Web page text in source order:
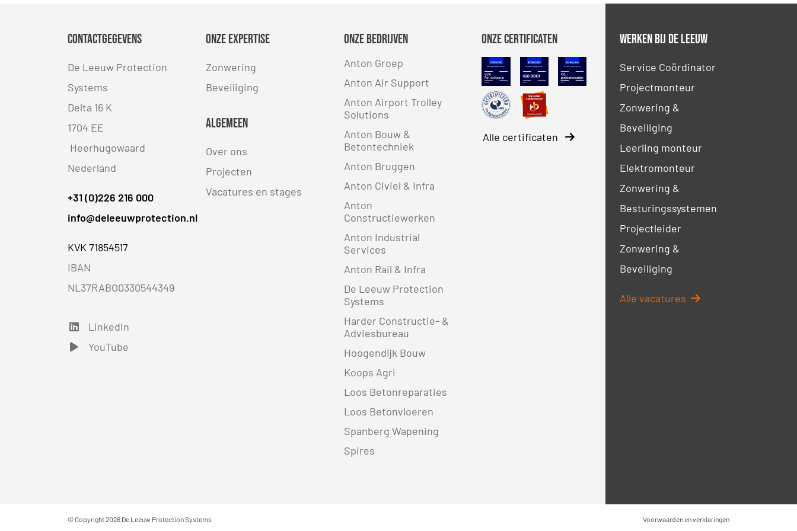
Contactgegevens
De Leeuw Protection
Systems
Delta 16 K
1704 EE
Heerhugowaard
Nederland
+31 (0)226 216 000
info@deleeuwprotection.nl
KVK 71854517
IBAN
NL37RABO0330544349
LinkedIn
LinkedIn
YouTube
YouTube
Onze expertise
Zonwering
Beveiliging
Algemeen
Over ons
Projecten
Vacatures en stages
Onze bedrijven
Anton Groep
Anton Air Support
Anton Airport Trolley
Solutions
Anton Bouw &
Betontechniek
Anton Bruggen
Anton Civiel & Infra
Anton
Constructiewerken
Anton Industrial
Services
Anton Rail & Infra
De Leeuw Protection
Systems
Harder Constructie- &
Adviesbureau
Hoogendijk Bouw
Koops Agri
Loos Betonreparaties
Loos Betonvloeren
Spanberg Wapening
Spires
Onze certificaten
VCA PetrochemieNEN-EN-ISO 9001CO2 Prestatieladder
Safety Culture Ladder
Alle certificaten
Werken bij De Leeuw
Service Coördinator
Projectmonteur
Zonwering &
Beveiliging
Leerling monteur
Elektromonteur
Zonwering &
Besturingssystemen
Projectleider
Zonwering &
Beveiliging
Alle vacatures
© Copyright 2026 De Leeuw Protection Systems Voorwaarden en verklaringen